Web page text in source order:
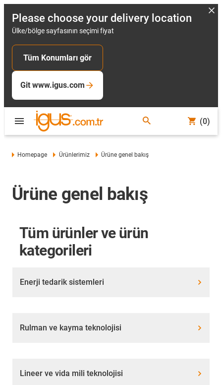
Please choose your delivery location
Ülke/bölge sayfasının seçimi fiyat
Tüm Konumları gör
Git www.igus.com
(0)
Homepage Ürünlerimiz Ürüne genel bakış
Ürüne genel bakış
Tüm ürünler ve ürün
kategorileri
Enerji tedarik sistemleri
Rulman ve kayma teknolojisi
Lineer ve vida mili teknolojisi